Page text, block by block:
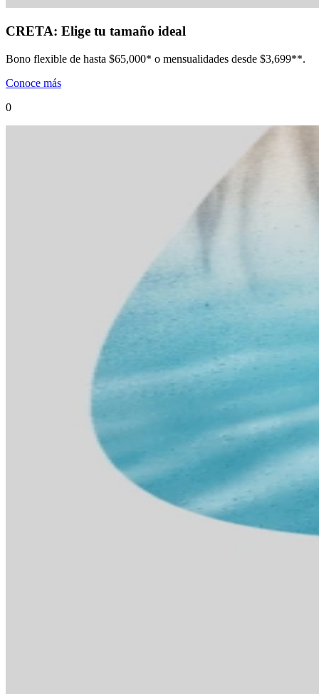
CRETA: Elige tu tamaño ideal
Bono flexible de hasta $65,000* o mensualidades desde $3,699**.
Conoce más
0